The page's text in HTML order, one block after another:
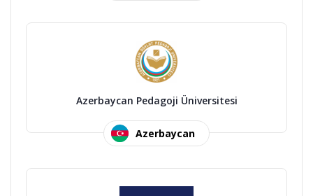
Azerbaycan Pedagoji Üniversitesi
Azerbaycan